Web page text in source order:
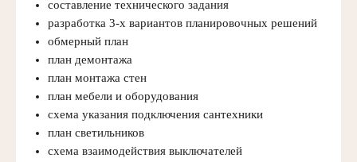
составление технического задания
разработка 3-х вариантов планировочных решений
обмерный план
план демонтажа
план монтажа стен
план мебели и оборудования
схема указания подключения сантехники
план светильников
схема взаимодействия выключателей